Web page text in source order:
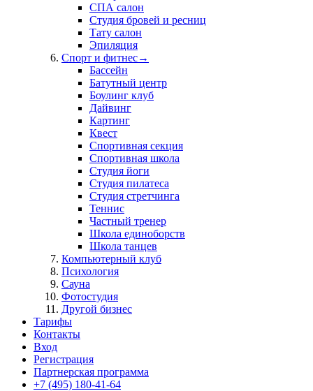
СПА салон
Студия бровей и ресниц
Тату салон
Эпиляция
Спорт и фитнес→
Бассейн
Батутный центр
Боулинг клуб
Дайвинг
Картинг
Квест
Спортивная секция
Спортивная школа
Студия йоги
Студия пилатеса
Студия стретчинга
Теннис
Частный тренер
Школа единоборств
Школа танцев
Компьютерный клуб
Психология
Сауна
Фотостудия
Другой бизнес
Тарифы
Контакты
Вход
Регистрация
Партнерская программа
+7 (495) 180-41-64